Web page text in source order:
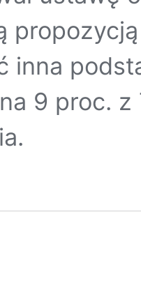
inna
9 proc.